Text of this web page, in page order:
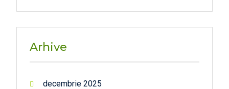
Arhive
decembrie 2025